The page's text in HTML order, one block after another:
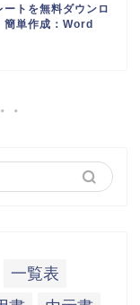
トを無料ダウンロ
簡単作成：Word
一覧表